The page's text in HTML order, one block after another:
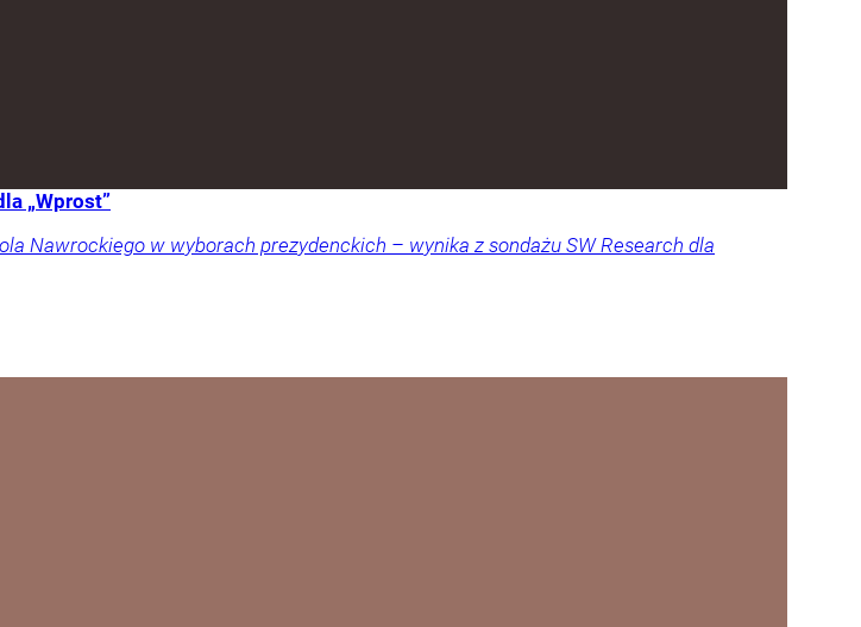
„Wprost”
Nawrockiego w wyborach prezydenckich – wynika z sondażu SW Research dla